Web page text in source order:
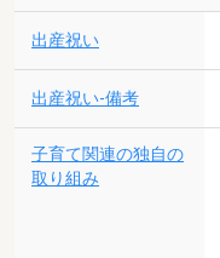
出産祝い
出産祝い-備考
子育て関連の独自の
取り組み